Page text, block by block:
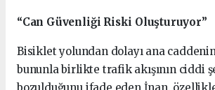
“Can Güvenliği Riski Oluşturuyor”
Bisiklet yolundan dolayı ana
bununla birlikte trafik akışının ciddi
bozulduğunu ifade eden İnan,